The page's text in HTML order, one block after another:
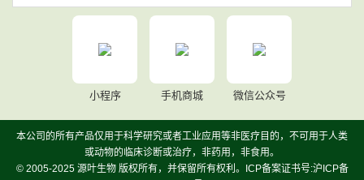
小程序 手机商城 微信公众号
本公司的所有产品仅用于科学研究或者工业应用等非医疗目的，不可用于人类
或动物的临床诊断或治疗，非药用，非食用。
© 2005-2025 源叶生物 版权所有，并保留所有权利。ICP备案证书号:沪ICP备